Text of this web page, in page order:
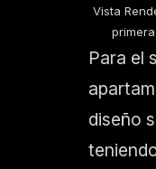
Vista
Para el
diseño